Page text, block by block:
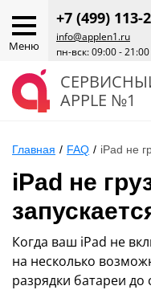
Меню
+7 (499) 113-
info@applen1.ru
пн-вск: 09:00 - 21:00
APPLE №1
Главная / FAQ / iPad не
iPad не
Когда ваш iPad не
на несколько
разрядки батареи